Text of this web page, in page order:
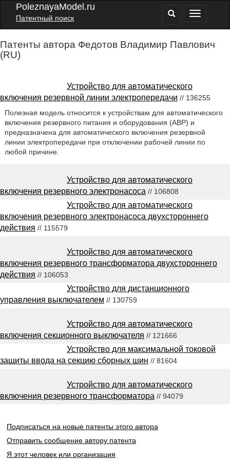
PoleznayaModel.ru
Патентный поиск
Патенты автора Федотов Владимир Павлович
(RU)
Устройство для автоматического
включения резервной линии электропередачи // 136255
Полезная модель относится к устройствам для автоматического
включения резервного питания и оборудования (АВР) и
предназначена для автоматического включения резервной
линии электропередачи при отключении рабочей линии по
любой причине.
Устройство для автоматического
включения резервного электронасоса // 106808
Устройство для автоматического
включения резервного электронасоса двухстороннего
действия // 115579
Устройство для автоматического
включения резервного трансформатора двухстороннего
действия // 106053
Устройство для дистанционного
управления выключателем // 130759
Устройство для автоматического
включения секционного выключателя // 121666
Устройство для максимальной токовой
защиты ввода на секцию сборных шин // 81604
Устройство для автоматического
включения резервного трансформатора // 94079
Подписаться на новые патенты этого автора
Отправить сообщение автору патента
Я этот человек или организация